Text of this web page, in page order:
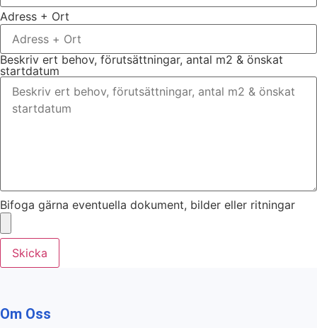
Adress + Ort
Beskriv ert behov, förutsättningar, antal m2 & önskat
startdatum
Bifoga gärna eventuella dokument, bilder eller ritningar
Skicka
Om Oss